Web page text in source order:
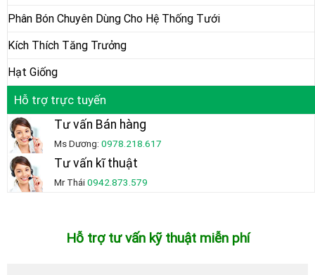
Phân Bón Chuyên Dùng Cho Hệ Thống Tưới
Kích Thích Tăng Trưởng
Hạt Giống
Hỗ trợ trực tuyến
Tư vấn Bán hàng
Ms Dương: 0978.218.617
Tư vấn kĩ thuật
Mr Thái0942.873.579
Hỗ trợ tư vấn kỹ thuật miễn phí